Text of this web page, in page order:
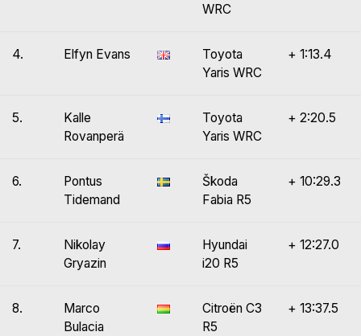
WRC
4. Elfyn Evans
Toyota
Yaris WRC
+ 1:13.4
5.
Kalle
Rovanperä
Toyota
Yaris WRC
+ 2:20.5
6.
Pontus
Tidemand
Škoda
Fabia R5
+ 10:29.3
7.
Nikolay
Gryazin
Hyundai
i20 R5
+ 12:27.0
8.
Marco
Bulacia
Citroën C3
R5
+ 13:37.5